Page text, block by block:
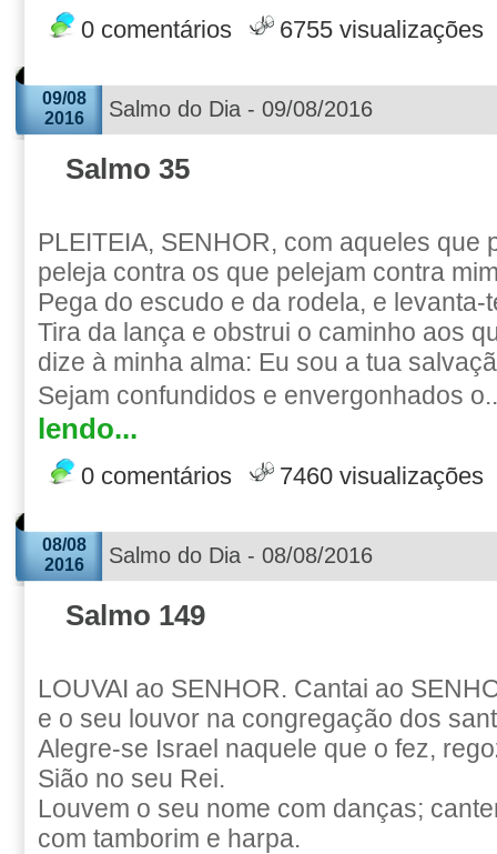
0 comentários 6755 visualizações
09/08
2016
Salmo do Dia - 09/08/2016
Salmo 35
PLEITEIA, SENHOR, com aqueles que
peleja contra os que pelejam contra
Pega do escudo e da rodela, e levanta-
Tira da lança e obstrui o caminho aos
dize à minha alma: Eu sou a tua
Sejam confundidos e envergonhados
lendo...
0 comentários 7460 visualizações
08/08
2016
Salmo do Dia - 08/08/2016
Salmo 149
LOUVAI ao SENHOR. Cantai ao
e o seu louvor na congregação dos
Alegre-se Israel naquele que o fez,
Sião no seu Rei.
Louvem o seu nome com danças;
com tamborim e harpa.